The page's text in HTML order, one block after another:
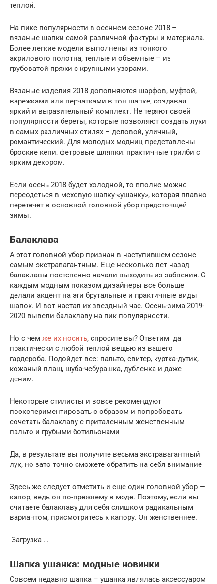
теплой.
На пике популярности в осеннем сезоне 2018 –
вязаные шапки самой различной фактуры и материала.
Более легкие модели выполнены из тонкого
акрилового полотна, теплые и объемные – из
грубоватой пряжи с крупными узорами.
Вязаные изделия 2018 дополняются шарфов, муфтой,
варежками или перчатками в тон шапке, создавая
яркий и выразительный комплект. Не теряют своей
популярности береты, которые позволяют создать луки
в самых различных стилях – деловой, уличный,
романтический. Для молодых модниц представлены
броские кепи, фетровые шляпки, практичные трилби с
ярким декором.
Если осень 2018 будет холодной, то вполне можно
переодеться в меховую шапку-«ушанку», которая плавно
перетечет в основной головной убор предстоящей
зимы.
Балаклава
А этот головной убор признан в наступившем сезоне
самым экстравагантным. Еще несколько лет назад
балаклавы постепенно начали выходить из забвения. С
каждым модным показом дизайнеры все больше
делали акцент на эти брутальные и практичные виды
шапок. И вот настал их звездный час. Осень-зима 2019-
2020 вывели балаклаву на пик популярности.
Но с чем же их носить, спросите вы? Ответим: да
практически с любой теплой вещью из вашего
гардероба. Подойдет все: пальто, свитер, куртка-дутик,
кожаный плащ, шуба-чебурашка, дубленка и даже
деним.
Некоторые стилисты и вовсе рекомендуют
поэкспериментировать с образом и попробовать
сочетать балаклаву с приталенным женственным
пальто и грубыми ботильонами
Да, в результате вы получите весьма экстравагантный
лук, но зато точно сможете обратить на себя внимание
Здесь же следует отметить и еще один головной убор —
капор, ведь он по-прежнему в моде. Поэтому, если вы
считаете балаклаву для себя слишком радикальным
вариантом, присмотритесь к капору. Он женственнее.
Загрузка …
Шапка ушанка: модные новинки
Совсем недавно шапка – ушанка являлась аксессуаром